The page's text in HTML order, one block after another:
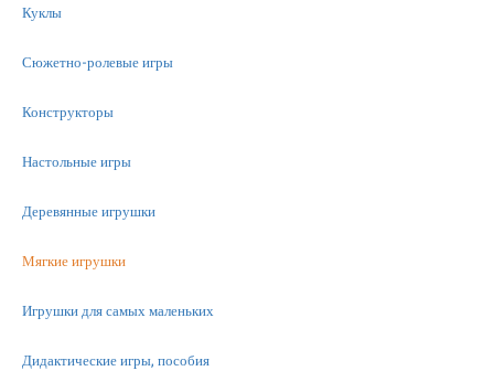
Куклы
Сюжетно-ролевые игры
Конструкторы
Настольные игры
Деревянные игрушки
Мягкие игрушки
Игрушки для самых маленьких
Дидактические игры, пособия